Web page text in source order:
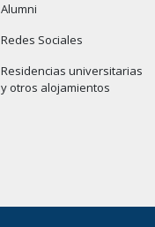
Alumni
Redes Sociales
Residencias universitarias
y otros alojamientos